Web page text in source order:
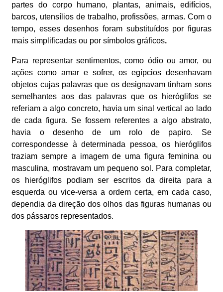
partes do corpo humano, plantas, animais, edifícios,
barcos, utensílios de trabalho, profissões, armas. Com o
tempo, esses desenhos foram substituídos por figuras
mais simplificadas ou por símbolos gráficos.
Para representar sentimentos, como ódio ou amor, ou
ações como amar e sofrer, os egípcios desenhavam
objetos cujas palavras que os designavam tinham sons
semelhantes aos das palavras que os hieróglifos se
referiam a algo concreto, havia um sinal vertical ao lado
de cada figura. Se fossem referentes a algo abstrato,
havia o desenho de um rolo de papiro. Se
correspondesse à determinada pessoa, os hieróglifos
traziam sempre a imagem de uma figura feminina ou
masculina, mostravam um pequeno sol. Para completar,
os hieróglifos podiam ser escritos da direita para a
esquerda ou vice-versa a ordem certa, em cada caso,
dependia da direção dos olhos das figuras humanas ou
dos pássaros representados.